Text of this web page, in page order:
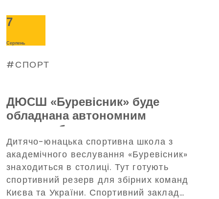
7
Серпень
СПОРТ
ДЮСШ «Буревісник» буде
обладнана автономним
енергозабезпеченням —
допоможе в цьому Благодійний
фонд Дениса Парамонова
Дитячо-юнацька спортивна школа з
академічного веслування «Буревісник»
знаходиться в столиці. Тут готують
спортивний резерв для збірних команд
Києва та України. Спортивний заклад